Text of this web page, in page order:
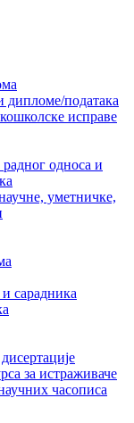
дипломе/података
исправе
односа и
уметничке,
сарадника
за истраживаче
часописа